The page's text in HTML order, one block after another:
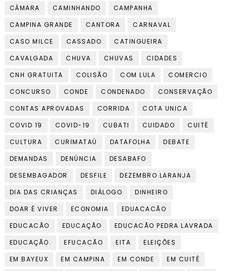
CÂMARA
CAMINHANDO
CAMPANHA
CAMPINA GRANDE
CANTORA
CARNAVAL
CASO MILCE
CASSADO
CATINGUEIRA
CAVALGADA
CHUVA CHUVAS
CIDADES
CNH GRATUITA
COLISÃO COM LULA
COMERCIO
CONCURSO
CONDE CONDENADO
CONSERVAÇÃO
CONTAS APROVADAS
CORRIDA
COTA UNICA
COVID 19
COVID-19 CUBATI CUIDADO
CUITÉ
CULTURA
CURIMATAÚ DATAFOLHA
DEBATE
DEMANDAS
DENÚNCIA
DESABAFO
DESEMBAGADOR
DESFILE
DEZEMBRO LARANJA
DIA DAS CRIANÇAS
DIÁLOGO
DINHEIRO
DOAR É VIVER
ECONOMIA
EDUACACÃO
EDUCACÃO
EDUCAÇÃO
EDUCACÃO PEDRA LAVRADA
EDUCAÇÃO.
EFUCACÃO EITA
ELEIÇÕES
EM BAYEUX
EM CAMPINA EM CONDE
EM CUITÉ